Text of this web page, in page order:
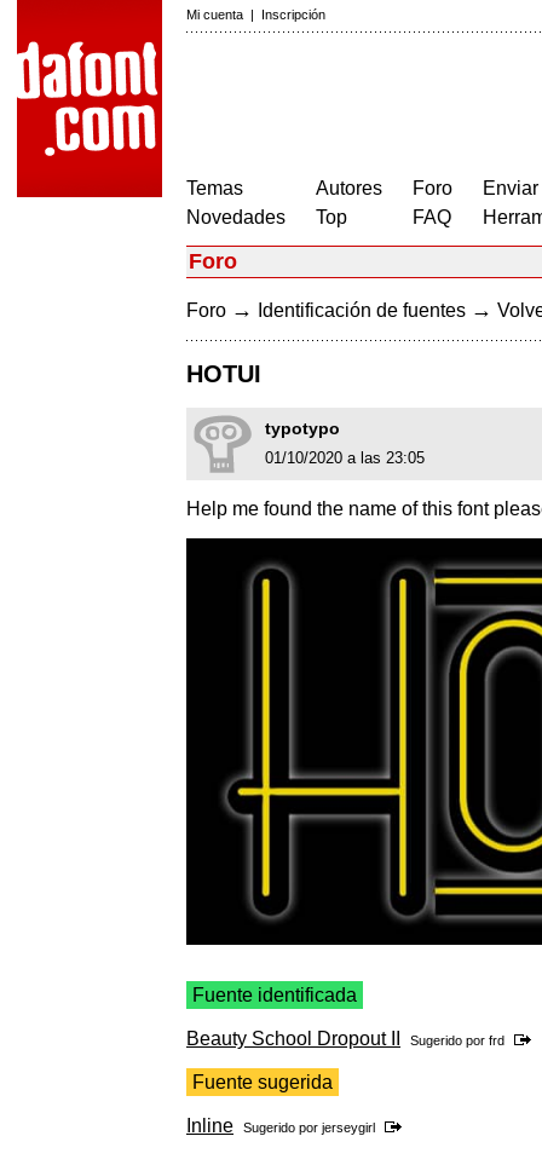
Mi cuenta | Inscripción
Temas
Novedades
Autores
Top
Foro
FAQ
Foro
Foro → Identificación de fuentes →
HOTUI
typotypo
01/10/2020 a las 23:05
Help me found the name of this font
Fuente identificada
Beauty School Dropout II Sugerido por frd
Fuente sugerida
Inline Sugerido por jerseygirl